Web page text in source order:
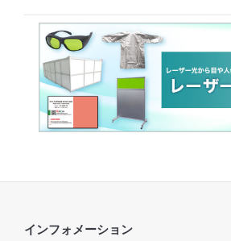
インフォメーション